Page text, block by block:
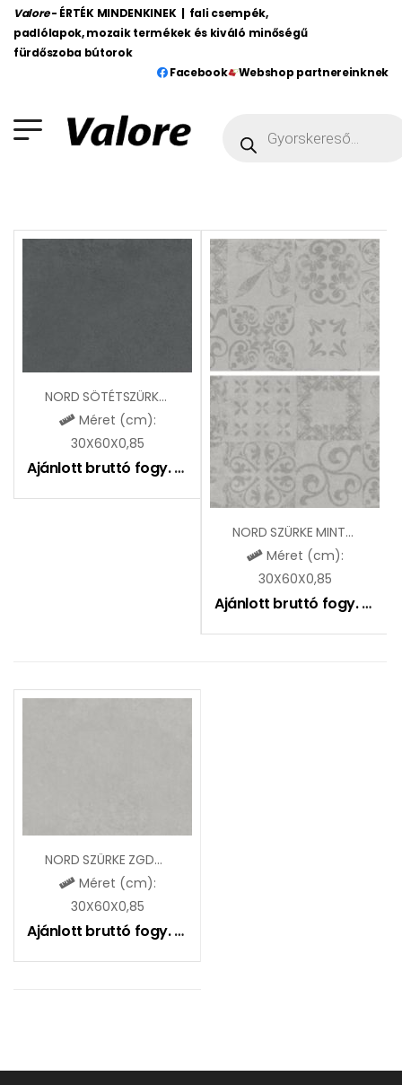
Valore - ÉRTÉK MINDENKINEK | fali csempék,
padlólapok, mozaik termékek és kiváló minőségű
fürdőszoba bútorok
Facebook
Webshop partnereinknek
NORD SÖTÉTSZÜRKE (ZGD60062)
Méret (cm):
30X60X0,85
Ajánlott bruttó fogy. ár: 6495Ft
NORD SZÜRKE MINTÁS ZGD60063
Méret (cm):
30X60X0,85
Ajánlott bruttó fogy. ár:
NORD SZÜRKE ZGD60061
Méret (cm):
30X60X0,85
Ajánlott bruttó fogy. ár: